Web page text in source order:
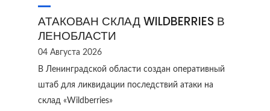
АТАКОВАН СКЛАД WILDBERRIES В
ЛЕНОБЛАСТИ
04 Августа 2026
В Ленинградской области создан оперативный
штаб для ликвидации последствий атаки на
склад «Wildberries»